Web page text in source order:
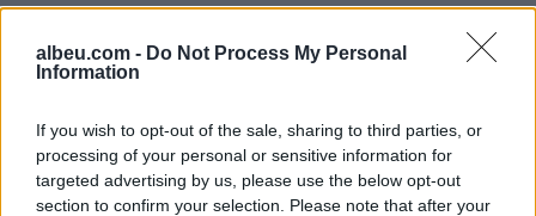
albeu.com - Do Not Process My Personal
Information
If you wish to opt-out of the sale, sharing to third parties, or
processing of your personal or sensitive information for
targeted advertising by us, please use the below opt-out
section to confirm your selection. Please note that after your
të pranishëm – përpara zgjedhjeve të mbajtura
atë vit, përpara se të mbyllej për më shumë
punë nga një kompani kineze dhe
mendonin se projekti ishte “i gjurmuar shpejt”
dhe “i shtyrë nga elitat politike”. Ajo u rihap në
korrik 2024, vetëm katër muaj përpara se